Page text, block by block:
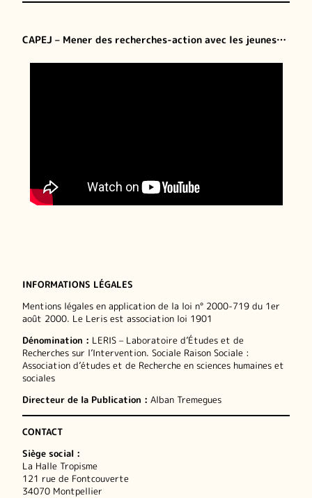
CAPEJ – Mener des recherches-action avec les jeunes…
INFORMATIONS LÉGALES
Mentions légales en application de la loi n° 2000-719 du 1er
août 2000. Le Leris est association loi 1901
Dénomination : LERIS – Laboratoire d’Études et de
Recherches sur l’Intervention. Sociale Raison Sociale :
Association d’études et de Recherche en sciences humaines et
sociales
Directeur de la Publication : Alban Tremegues
CONTACT
Siège social :
La Halle Tropisme
121 rue de Fontcouverte
34070 Montpellier